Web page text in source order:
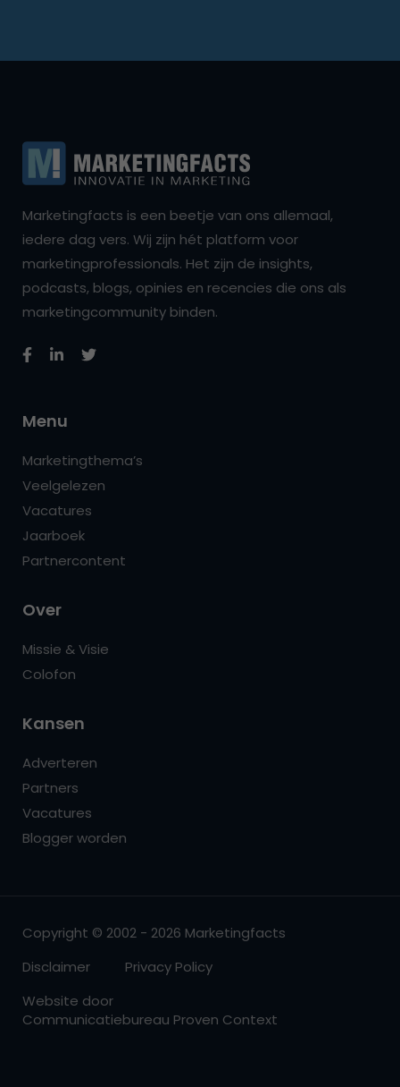
Marketingfacts is een beetje van ons allemaal,
iedere dag vers. Wij zijn hét platform voor
marketingprofessionals. Het zijn de insights,
podcasts, blogs, opinies en recencies die ons als
marketingcommunity binden.
Menu
Marketingthema’s
Veelgelezen
Vacatures
Jaarboek
Partnercontent
Over
Missie & Visie
Colofon
Kansen
Adverteren
Partners
Vacatures
Blogger worden
Copyright © 2002 - 2026 Marketingfacts
Disclaimer
Privacy Policy
Website door
Communicatiebureau Proven Context